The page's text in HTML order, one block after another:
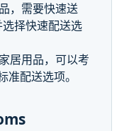
，需要快速送
择快速配送选
居用品，可以考
准配送选项。